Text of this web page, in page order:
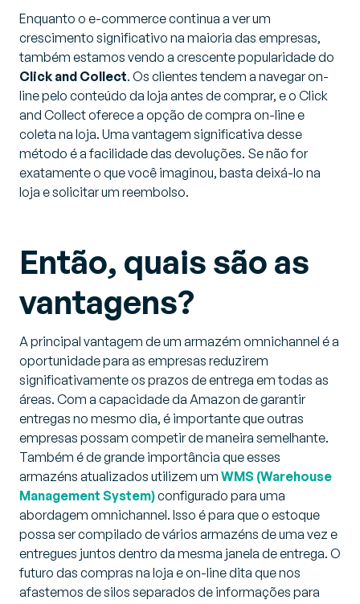
Enquanto o e-commerce continua a ver um
crescimento significativo na maioria das empresas,
também estamos vendo a crescente popularidade do
Click and Collect. Os clientes tendem a navegar on-
line pelo conteúdo da loja antes de comprar, e o Click
and Collect oferece a opção de compra on-line e
coleta na loja. Uma vantagem significativa desse
método é a facilidade das devoluções. Se não for
exatamente o que você imaginou, basta deixá-lo na
loja e solicitar um reembolso.
Então, quais são as
vantagens?
A principal vantagem de um armazém omnichannel é a
oportunidade para as empresas reduzirem
significativamente os prazos de entrega em todas as
áreas. Com a capacidade da Amazon de garantir
entregas no mesmo dia, é importante que outras
empresas possam competir de maneira semelhante.
Também é de grande importância que esses
armazéns atualizados utilizem um WMS (Warehouse
Management System)configurado para uma
abordagem omnichannel. Isso é para que o estoque
possa ser compilado de vários armazéns de uma vez e
entregues juntos dentro da mesma janela de entrega. O
futuro das compras na loja e on-line dita que nos
afastemos de silos separados de informações para